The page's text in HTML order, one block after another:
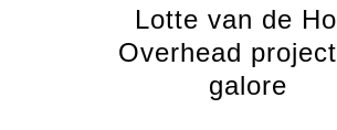
Lotte van de
Overhead
galore